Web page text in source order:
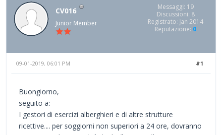
CV016
Junior Member
Messaggi: 19
Discussioni: 8
Registrato: Jan 2014
Reputazione: 0
#1
09-01-2019, 06:01 PM
Buongiorno,
seguito a:
I gestori di esercizi alberghieri e di altre strutture
ricettive.... per soggiorni non superiori a 24 ore, dovranno